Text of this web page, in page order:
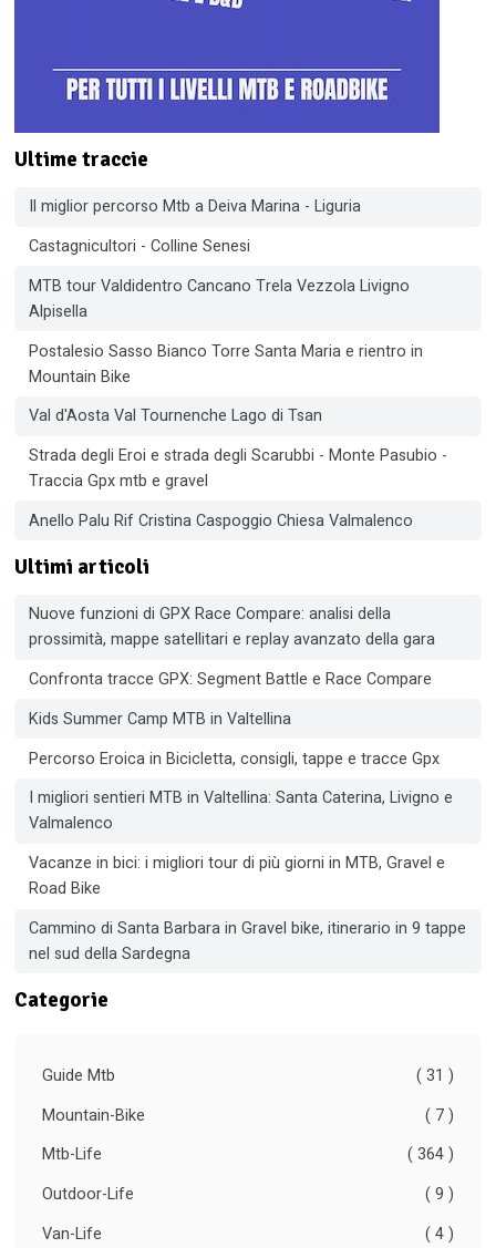
Ultime traccie
Il miglior percorso Mtb a Deiva Marina - Liguria
Castagnicultori - Colline Senesi
MTB tour Valdidentro Cancano Trela Vezzola Livigno
Alpisella
Postalesio Sasso Bianco Torre Santa Maria e rientro in
Mountain Bike
Val d'Aosta Val Tournenche Lago di Tsan
Strada degli Eroi e strada degli Scarubbi - Monte Pasubio -
Traccia Gpx mtb e gravel
Anello Palu Rif Cristina Caspoggio Chiesa Valmalenco
Ultimi articoli
Nuove funzioni di GPX Race Compare: analisi della
prossimità, mappe satellitari e replay avanzato della gara
Confronta tracce GPX: Segment Battle e Race Compare
Kids Summer Camp MTB in Valtellina
Percorso Eroica in Bicicletta, consigli, tappe e tracce Gpx
I migliori sentieri MTB in Valtellina: Santa Caterina, Livigno e
Valmalenco
Vacanze in bici: i migliori tour di più giorni in MTB, Gravel e
Road Bike
Cammino di Santa Barbara in Gravel bike, itinerario in 9 tappe
nel sud della Sardegna
Categorie
Guide Mtb
( 31 )
Mountain-Bike
( 7 )
Mtb-Life
( 364 )
Outdoor-Life
( 9 )
Van-Life
( 4 )